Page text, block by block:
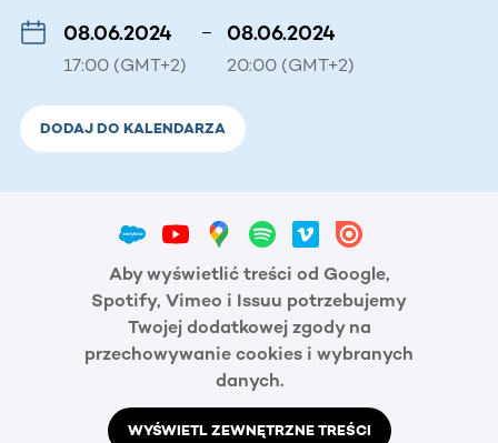
08.06.2024
17:00 (GMT+2)
– 08.06.2024
20:00 (GMT+2)
DODAJ DO KALENDARZA
Aby wyświetlić treści od Google,
Spotify, Vimeo i Issuu potrzebujemy
Twojej dodatkowej zgody na
przechowywanie cookies i wybranych
danych.
WYŚWIETL ZEWNĘTRZNE TREŚCI